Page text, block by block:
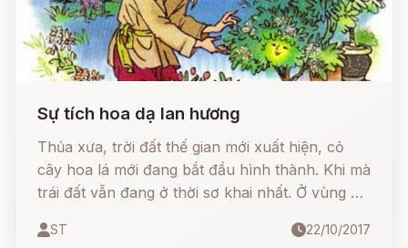
Sự tích hoa dạ lan hương
Thủa xưa, trời đất thế gian mới xuất hiện, cỏ
cây hoa lá mới đang bắt đầu hình thành. Khi mà
trái đất vẫn đang ở thời sơ khai nhất. Ở vùng nọ
làm vườn đó là công việc mà ông rất yêu thích
ST 22/10/2017